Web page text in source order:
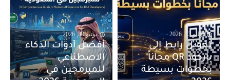
يوليو 23, 2026
تحويل رابط إلى
باركود QR مجاناً
بخطوات بسيطة
يونيو 30, 2026
أفضل أدوات الذكاء
الاصطناعي
للمبرمجين في